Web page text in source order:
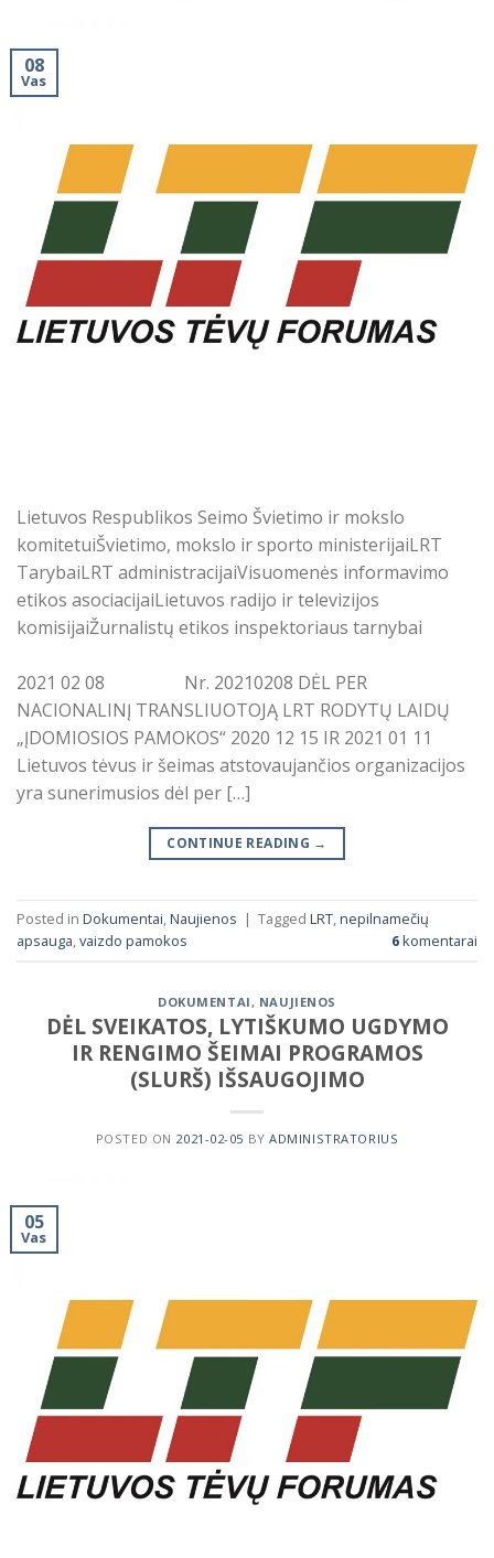
08
Vas
Lietuvos Respublikos Seimo Švietimo ir mokslo
komitetuiŠvietimo, mokslo ir sporto ministerijaiLRT
TarybaiLRT administracijaiVisuomenės informavimo
etikos asociacijaiLietuvos radijo ir televizijos
komisijaiŽurnalistų etikos inspektoriaus tarnybai
2021 02 08 Nr. 20210208 DĖL PER
NACIONALINĮ TRANSLIUOTOJĄ LRT RODYTŲ LAIDŲ
„ĮDOMIOSIOS PAMOKOS“ 2020 12 15 IR 2021 01 11
Lietuvos tėvus ir šeimas atstovaujančios organizacijos
yra sunerimusios dėl per […]
CONTINUE READING →
Posted in Dokumentai,Naujienos | Tagged LRT,nepilnamečių
apsauga,vaizdo pamokos 6komentarai
DOKUMENTAI , NAUJIENOS
DĖL SVEIKATOS, LYTIŠKUMO UGDYMO
IR RENGIMO ŠEIMAI PROGRAMOS
(SLURŠ) IŠSAUGOJIMO
POSTED ON 2021-02-05 BYADMINISTRATORIUS
05
Vas